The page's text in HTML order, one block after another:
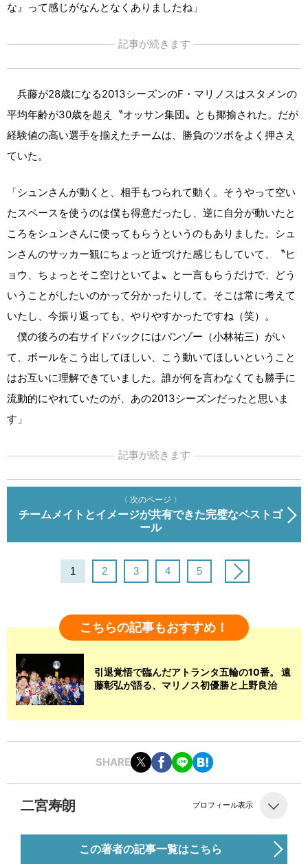
な』って感じがなんとなくありましたね」
記事が続きます
兵藤が28歳になる2013シーズンのF・マリノスはスタメンの
平均年齢が30歳を超え〝オッサン集団〟とも揶揄された。だが
経験値の高い選手を揃えたチームは、勝負のツボをよく押さえ
ていた。
「シュンさんが動くと、相手もつられて動く。そうやって空い
たスペースを使うのは僕も得意だったし、逆に自分が動いたと
ころをシュンさんに使ってもらうというのもありました。シュ
ンさんのサッカー観にちょっと近づけた感じもしていて、〝ヒ
ョウ、ちょっとそこ空けといてよ〟と一言もらうだけで、どう
いうことがしたいのかって分かったりして。そこは常に考えて
いたし、今振り返っても、やりやすかったですね（笑）。
僕の後ろの右サイドバックにはパンゾー（小林祐三）がい
て、ボールをこう出してほしい、こう動いてほしいということ
はお互いに理解できていました。誰が何を言わなくても勝手に
流動的にやれていたのが、あの2013シーズンだったと思いま
す」
記事が続きます
〈 次のページ 〉
チームメイトとイメージが共有できた完璧なベストゴ
ール
1 2 3 4 5
こちらの記事もおすすめ！
引退覚悟で臨んだアトランタ五輪の10番。 遠
藤彰弘が語る、マリノス初優勝と上野良治
SHARE
二宮寿朗 プロフィール表示
この著者の記事一覧はこちら